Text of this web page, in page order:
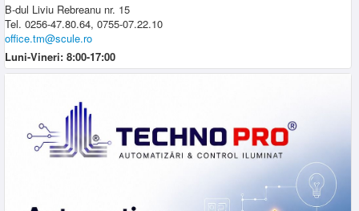
B-dul Liviu Rebreanu nr. 15
Tel. 0256-47.80.64, 0755-07.22.10
office.tm@scule.ro
Luni-Vineri: 8:00-17:00